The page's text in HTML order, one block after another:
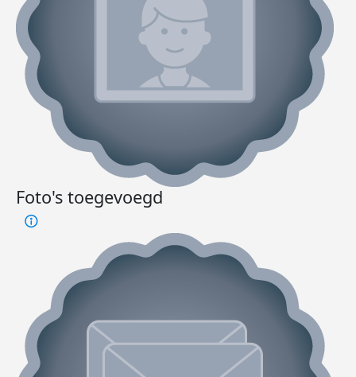
Foto's toegevoegd